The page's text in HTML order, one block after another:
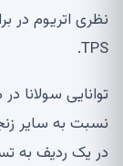
TPS.
توانایی سولانا
در یک ردیف به